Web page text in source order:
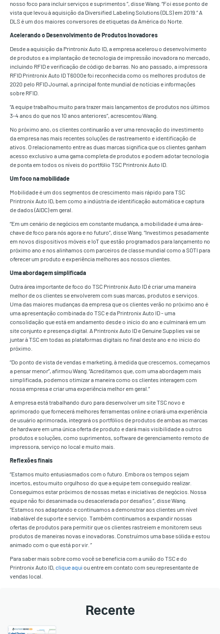
nosso foco para incluir serviços e suprimentos ”, disse Wang. “Foi esse ponto de
vista que levou à aquisição da Diversified Labeling Solutions (DLS) em 2019.” A
DLS é um dos maiores conversores de etiquetas da América do Norte.
Acelerando o Desenvolvimento de Produtos Inovadores
Desde a aquisição da Printronix Auto ID, a empresa acelerou o desenvolvimento
de produtos e a implantação de tecnologia de impressão inovadora no mercado,
incluindo RFID e verificação de código de barras. No ano passado, a impressora
RFID Printronix Auto ID T6000e foi reconhecida como os melhores produtos de
2020 pelo RFID Journal, a principal fonte mundial de notícias e informações
sobre RFID.
“A equipe trabalhou muito para trazer mais lançamentos de produtos nos últimos
3-4 anos do que nos 10 anos anteriores”, acrescentou Wang.
No próximo ano, os clientes continuarão a ver uma renovação do investimento
da empresa nas mais recentes soluções de rastreamento e identificação de
ativos. O relacionamento entre as duas marcas significa que os clientes ganham
acesso exclusivo a uma gama completa de produtos e podem adotar tecnologia
de ponta em todos os níveis do portfólio TSC Printronix Auto ID.
Um foco na mobilidade
Mobilidade é um dos segmentos de crescimento mais rápido para TSC
Printronix Auto ID, bem como a indústria de identificação automática e captura
de dados (AIDC) em geral.
“Em um cenário de negócios em constante mudança, a mobilidade é uma área-
chave de foco para nós agora e no futuro”, disse Wang. “Investimos pesadamente
em novos dispositivos móveis e IoT que estão programados para lançamento no
próximo ano e nos alinhamos com parceiros de classe mundial como a SOTI para
oferecer um produto e experiência melhores aos nossos clientes.
Uma abordagem simplificada
Outra área importante de foco do TSC Printronix Auto ID é criar uma maneira
melhor de os clientes se envolverem com suas marcas, produtos e serviços.
Uma das maiores mudanças da empresa que os clientes verão no próximo ano é
uma apresentação combinada do TSC e da Printronix Auto ID - uma
consolidação que está em andamento desde o início do ano e culminará em um
site conjunto e presença digital. A Printronix Auto ID e Genuine Supplies vai se
juntar à TSC em todas as plataformas digitais no final deste ano e no início do
próximo.
“Do ponto de vista de vendas e marketing, à medida que crescemos, começamos
a pensar menor”, afirmou Wang. “Acreditamos que, com uma abordagem mais
simplificada, podemos otimizar a maneira como os clientes interagem com
nossa empresa e criar uma experiência melhor em geral.”
A empresa está trabalhando duro para desenvolver um site TSC novo e
aprimorado que fornecerá melhores ferramentas online e criará uma experiência
de usuário aprimorada, integrará os portfólios de produtos de ambas as marcas
de hardware em uma única oferta de produto e dará mais visibilidade a outros
produtos e soluções, como suprimentos, software de gerenciamento remoto de
impressora, serviço no local e muito mais.
Reflexões finais
“Estamos muito entusiasmados com o futuro. Embora os tempos sejam
incertos, estou muito orgulhoso do que a equipe tem conseguido realizar.
Conseguimos estar próximos de nossas metas e iniciativas de negócios. Nossa
equipe não foi desanimada ou desacelerada por desafios ”, disse Wang.
“Estamos nos adaptando e continuamos a demonstrar aos clientes um nível
inabalável de suporte e serviço. Também continuamos a expandir nossas
ofertas de produtos para permitir que os clientes rastreiem e monitorem seus
produtos de maneiras novas e inovadoras. Construímos uma base sólida e estou
animado com o que está por vir. ”
Para saber mais sobre como você se beneficia com a união do TSC e do
Printronix Auto ID, clique aqui ou entre em contato com seu representante de
vendas local.
Recente